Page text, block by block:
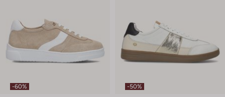
-60% -50%